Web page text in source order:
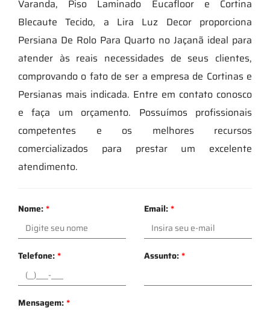
Varanda, Piso Laminado Eucafloor e Cortina
Blecaute Tecido, a Lira Luz Decor proporciona
Persiana De Rolo Para Quarto no Jaçanã ideal para
atender às reais necessidades de seus clientes,
comprovando o fato de ser a empresa de Cortinas e
Persianas mais indicada. Entre em contato conosco
e faça um orçamento. Possuímos profissionais
competentes e os melhores recursos
comercializados para prestar um excelente
atendimento.
Nome:* Email:*
Telefone:* Assunto:*
Mensagem:*